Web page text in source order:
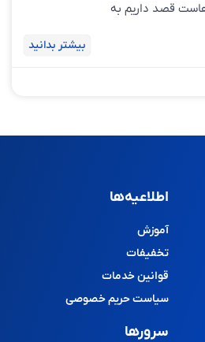
قصد داریم به
بیشتر بدانید
اطلاعیه‌ها
آموزش
تخفیفات
قوانین خدمات
سیاست حریم خصوصی
سرورها